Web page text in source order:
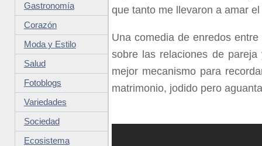
que tanto me llevaron a amar
Una comedia de enredos
sobre las relaciones de
mejor mecanismo para
matrimonio, jodido pero
Gastronomía
Corazón
Moda y Estilo
Salud
Fotoblogs
Variedades
Sociedad
Ecosistema